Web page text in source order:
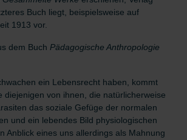
Buch liegt, beispielsweise auf
1913 vor.
dem Buch Pädagogische Anthropologie
ein Lebensrecht haben, kommt
diejenigen von ihnen, die natürlicherweise
das soziale Gefüge der normalen
und ein lebendes Bild physiologischen
Anblick eines uns allerdings als Mahnung